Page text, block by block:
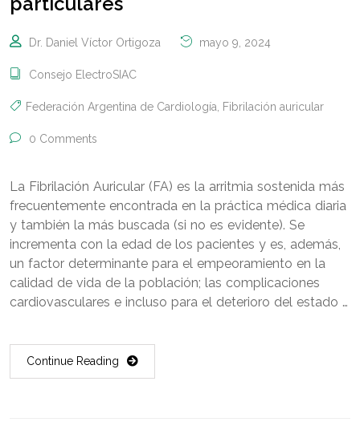
Dr. Daniel Víctor Ortigoza mayo 9, 2024
Consejo ElectroSIAC
Federación Argentina de Cardiología Fibrilación auricular
0 Comments
La Fibrilación Auricular (FA) es la arritmia sostenida más
frecuentemente encontrada en la práctica médica diaria
y también la más buscada (si no es evidente). Se
incrementa con la edad de los pacientes y es, además,
un factor determinante para el empeoramiento en la
calidad de vida de la población; las complicaciones
cardiovasculares e incluso para el deterioro del estado …
Continue Reading